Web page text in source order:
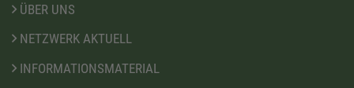
ÜBER UNS
NETZWERK AKTUELL
INFORMATIONSMATERIAL